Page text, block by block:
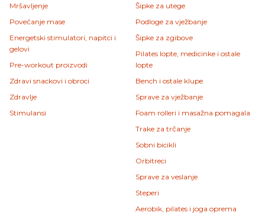
Mršavljenje
Povećanje mase
Energetski stimulatori, napitci i
gelovi
Pre-workout proizvodi
Zdravi snackovi i obroci
Zdravlje
Stimulansi
Šipke za utege
Podloge za vježbanje
Šipke za zgibove
Pilates lopte, medicinke i ostale
lopte
Bench i ostale klupe
Sprave za vježbanje
Foam rolleri i masažna pomagala
Trake za trčanje
Sobni bicikli
Orbitreci
Sprave za veslanje
Steperi
Aerobik, pilates i joga oprema